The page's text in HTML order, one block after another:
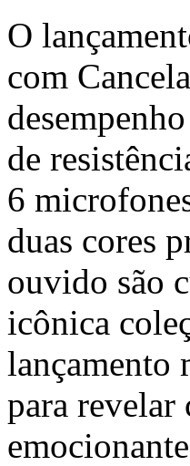
O
com
de
6
duas cores
ouvido são
icônica
lançamento
para revelar